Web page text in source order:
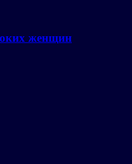
женщин